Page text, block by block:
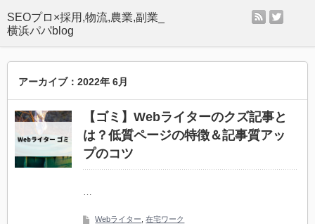
SEOプロ×採用,物流,農業,副業_
横浜パパblog
rss
アーカイブ：2022年 6月
【ゴミ】Webライターのクズ記事と
は？低質ページの特徴＆記事質アッ
プのコツ
…
Webライター ,在宅ワーク